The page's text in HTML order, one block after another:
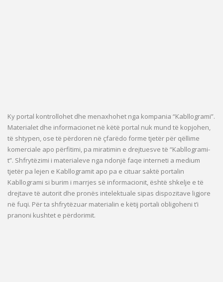
Ky portal kontrollohet dhe menaxhohet nga kompania “Kabllogrami”.
Materialet dhe informacionet në këtë portal nuk mund të kopjohen,
të shtypen, ose të përdoren në çfarëdo forme tjetër për qëllime
komerciale apo përfitimi, pa miratimin e drejtuesve të “Kabllogrami-
t”. Shfrytëzimi i materialeve nga ndonjë faqe interneti a medium
tjetër pa lejen e Kabllogramit apo pa e cituar saktë portalin
Kabllogrami si burim i marrjes së informacionit, është shkelje e të
drejtave të autorit dhe pronës intelektuale sipas dispozitave ligjore
në fuqi. Për ta shfrytëzuar materialin e këtij portali obligoheni t’i
pranoni kushtet e përdorimit.